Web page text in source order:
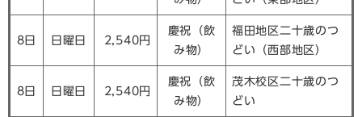
8日 日曜日 2,540円
慶祝（飲
み物）
福田地区二十歳のつ
どい（西部地区）
8日 日曜日 2,540円
慶祝（飲
み物）
茂木校区二十歳のつ
どい